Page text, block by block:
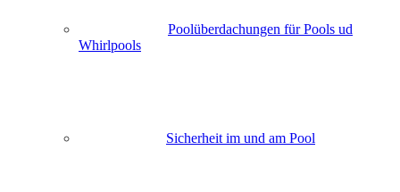
Poolüberdachungen für Pools ud
Whirlpools
Sicherheit im und am Pool